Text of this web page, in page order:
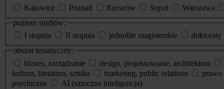
Katowice
Poznań Rzeszów Sopot Warszawa
poziom studiów:
I stopnia
II stopnia jednolite magisterskie doktoraty
obszar tematyczny:
biznes, zarządzanie
design, projektowanie, architektura
kultura, literatura, sztuka
marketing, public relations prawo
psychiczne
AI (sztuczna inteligencja)